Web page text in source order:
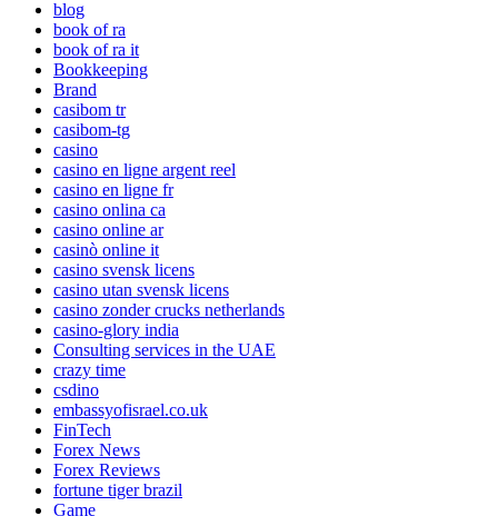
blog
book of ra
book of ra it
Bookkeeping
Brand
casibom tr
casibom-tg
casino
casino en ligne argent reel
casino en ligne fr
casino onlina ca
casino online ar
casinò online it
casino svensk licens
casino utan svensk licens
casino zonder crucks netherlands
casino-glory india
Consulting services in the UAE
crazy time
csdino
embassyofisrael.co.uk
FinTech
Forex News
Forex Reviews
fortune tiger brazil
Game